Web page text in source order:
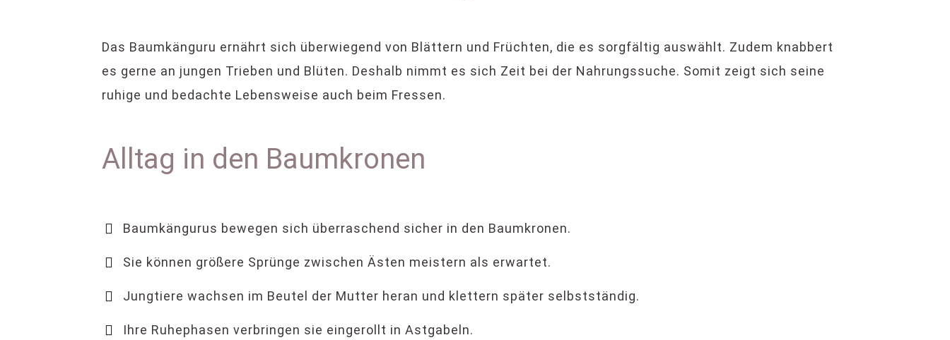
Das Baumkänguru ernährt sich überwiegend von Blättern und Früchten, die es sorgfältig auswählt. Zudem knabbert
es gerne an jungen Trieben und Blüten. Deshalb nimmt es sich Zeit bei der Nahrungssuche. Somit zeigt sich seine
ruhige und bedachte Lebensweise auch beim Fressen.
Alltag in den Baumkronen
Baumkängurus bewegen sich überraschend sicher in den Baumkronen.
Sie können größere Sprünge zwischen Ästen meistern als erwartet.
Jungtiere wachsen im Beutel der Mutter heran und klettern später selbstständig.
Ihre Ruhephasen verbringen sie eingerollt in Astgabeln.